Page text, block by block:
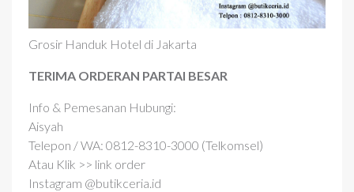
Grosir Handuk Hotel di Jakarta
TERIMA ORDERAN PARTAI BESAR
Info & Pemesanan Hubungi:
Aisyah
Telepon / WA: 0812-8310-3000 (Telkomsel)
Atau Klik >> link order
Instagram @butikceria.id